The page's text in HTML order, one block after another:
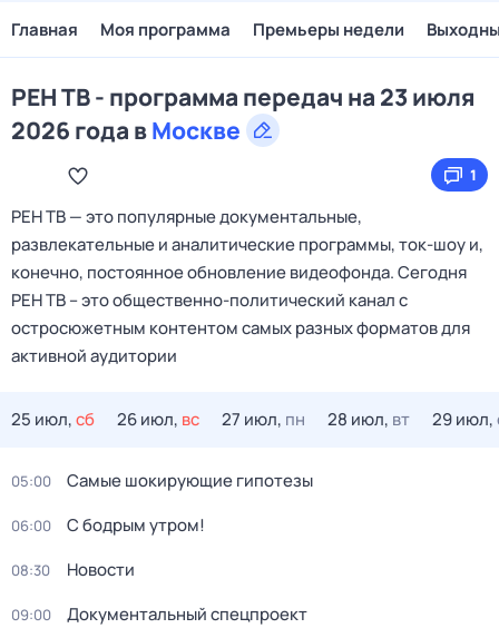
Главная Моя программа Премьеры недели
РЕН ТВ - программа передач на 23 июля
2026 года вМоскве
1
РЕН ТВ — это популярные документальные,
развлекательные и аналитические программы, ток-шоу и,
конечно, постоянное обновление видеофонда. Сегодня
РЕН ТВ – это общественно-политический канал с
остросюжетным контентом самых разных форматов для
активной аудитории
25 июл,сб 26 июл, вс 27 июл, пн 28 июл, вт 29 июл,
05:00 Самые шoкиpующие гипотезы
06:00 С бодрым утром!
08:30 Новости
09:00 Документальный спецпроект